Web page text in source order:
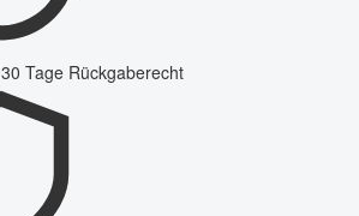
30 Tage Rückgaberecht